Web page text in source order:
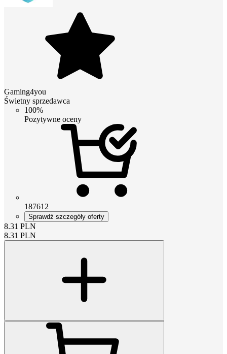
Gaming4you
Świetny sprzedawca
100%
Pozytywne oceny
187612
Sprawdź szczegóły oferty
8.31 PLN
8.31 PLN